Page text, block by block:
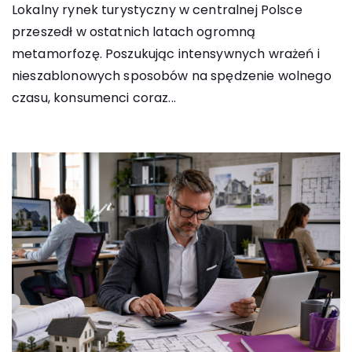
Lokalny rynek turystyczny w centralnej Polsce
przeszedł w ostatnich latach ogromną
metamorfozę. Poszukując intensywnych wrażeń i
nieszablonowych sposobów na spędzenie wolnego
czasu, konsumenci coraz...